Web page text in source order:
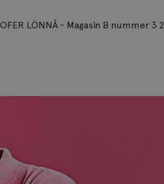
LÖNNÅ - Magasin B nummer 3